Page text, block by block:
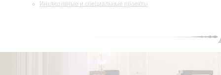
Инклюзивные и специальные проекты